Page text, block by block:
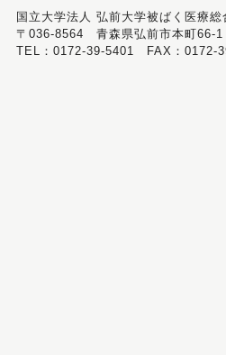
国立大学法人 弘前大学被ばく医療総
〒036-8564 青森県弘前市本町66-1
TEL：0172-39-5401 FAX：0172-